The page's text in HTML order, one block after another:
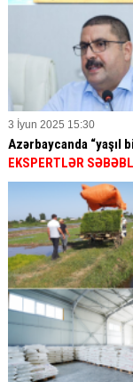
3 İyun 2025 15:30
Azərbaycanda “yaşıl
EKSPERTLƏR